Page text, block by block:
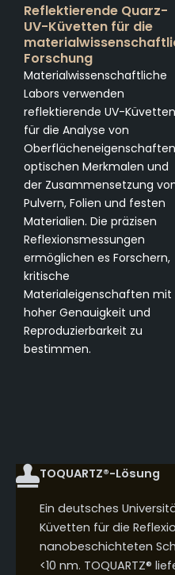
Reflektierende Quarz-
UV-Küvetten für die
Forschung
Materialwissenschaftliche
Labors verwenden
reflektierende UV-Küvetten
für die Analyse von
optischen Merkmalen und
der Zusammensetzung
Pulvern, Folien und festen
Materialien. Die präzisen
Reflexionsmessungen
ermöglichen es Forschern,
kritische
Materialeigenschaften mit
hoher Genauigkeit und
Reproduzierbarkeit zu
bestimmen.
TOQUARTZ®-Lösung
Ein deutsches
Küvetten für die
nanobeschichteten
<10 nm. TOQUARTZ®